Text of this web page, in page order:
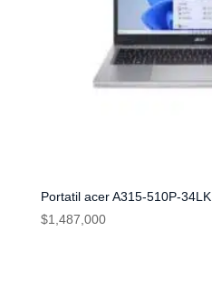
Portatil acer A315-510P-34LK
$1,487,000